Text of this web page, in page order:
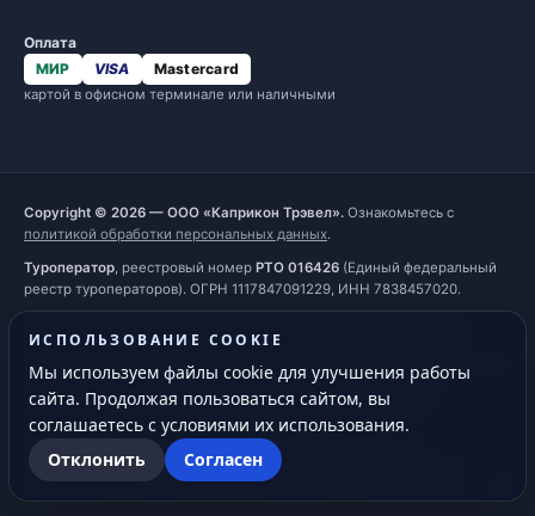
ИСПОЛЬЗОВАНИЕ COOKIE
Мы используем файлы cookie для улучшения работы
сайта. Продолжая пользоваться сайтом, вы
соглашаетесь с условиями их использования.
Отклонить
Согласен
Оплата
МИР
VISA Mastercard
картой в офисном терминале или наличными
Copyright © 2026 — ООО «Каприкон Трэвел». Ознакомьтесь с
политикой обработки персональных данных.
Туроператор, реестровый номер РТО 016426 (Единый федеральный
реестр туроператоров). ОГРН 1117847091229, ИНН 7838457020.
права. Все права защищены и охраняются законом. Запрещается
использование любых материалов сайта без письменного разрешения
правообладателя. При полном или частичном использовании
материалов гиперссылка наhttps://capricorn.ruобязательна.
Обращаем ваше внимание на то, что информация на сайте
предоставлена исключительно для ознакомления и не является
публичной офертой, определяемой положениями ст. 437 ГК РФ.